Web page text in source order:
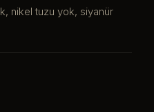
nikel tuzu yok, siyanür